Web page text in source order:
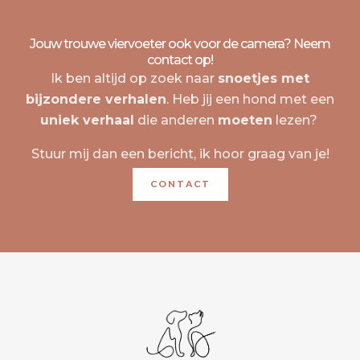
Jouw trouwe viervoeter ook voor de camera? Neem
contact op!
Ik ben altijd op zoek naar snoetjes met
bijzondere verhalen. Heb jij een hond met een
uniek verhaal die anderen moeten lezen?
Stuur mij dan een bericht, ik hoor graag van je!
CONTACT